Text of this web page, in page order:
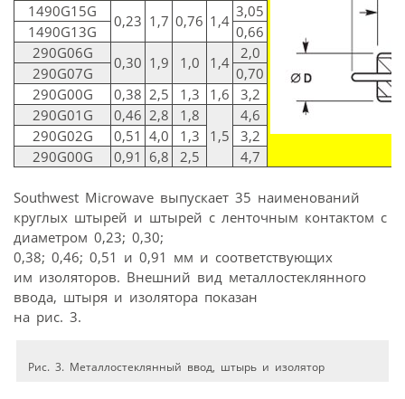
1490G15G
0,23 1,7 0,76 1,4
3,05
1490G13G
0,66
290G06G
0,30 1,9 1,0 1,4
2,0
290G07G
0,70
290G00G
0,38 2,5 1,3 1,6
3,2
290G01G
0,46 2,8
1,8
1,5
4,6
290G02G
0,51 4,0 1,3
3,2
290G00G
0,91 6,8 2,5 4,7
Southwest Microwave выпускает 35 наименований
круглых штырей и штырей с ленточным контактом с
диаметром 0,23; 0,30;
0,38; 0,46; 0,51 и 0,91 мм и соответствующих
им изоляторов. Внешний вид металлостеклянного
ввода, штыря и изолятора показан
на рис. 3.
Рис. 3. Металлостеклянный ввод, штырь и изолятор